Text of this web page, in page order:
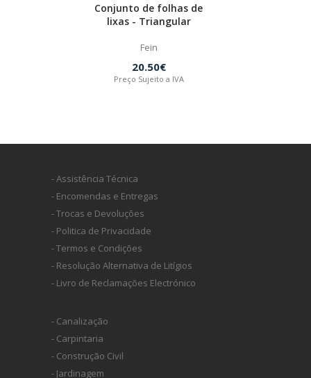
Conjunto de folhas de
lixas - Triangular
Fein
20.50€
Preço Sujeito a IVA
- Assistência Técnica
- Encomendas e Entregas
- Trocas e Devoluções
- Politica de Privacidade
- Termos e Condições
- Resolução Alternativa de Litígios
- Livro de Reclamações Electrónico
- Canalização
- Carpintaria
- Construção Civil
- Jardinagem